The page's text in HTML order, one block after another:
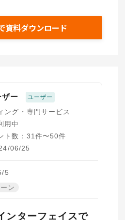
情報掲載をご希望の方へ
資料ダウンロード
ザー ユーザー
ング・専門サービス
用中
ト数：31件〜50件
06/25
5
ン
ンターフェイスで